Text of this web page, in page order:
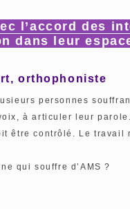
l’accord des
dans leur
orthophoniste
personnes
à articuler leur
être contrôlé. Le
qui souffre d’AMS ?